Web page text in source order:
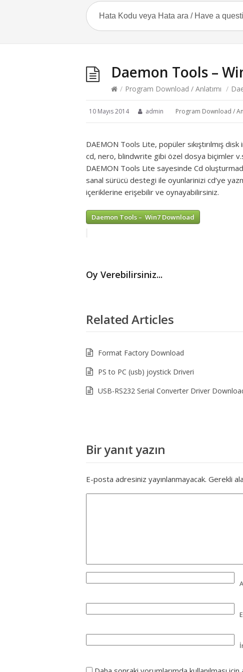
Daemon Tools –
/ Program Download / Anlatımı /
10 Mayıs 2014 admin Program Download /
DAEMON Tools Lite, popüler sıkıştırılmış
cd, nero, blindwrite gibi özel dosya biçimler
DAEMON Tools Lite sayesinde Cd
sanal sürücü destegi ile oyunlarinizi cd’ye
içeriklerine erişebilir ve oynayabilirsiniz.
Daemon Tools – Win7 Download
Oy Verebilirsiniz...
Related Articles
Format Factory Download
PS to PC (usb) joystick Driveri
USB-RS232 Serial Converter Driver
Bir yanıt yazın
E-posta adresiniz yayınlanmayacak. Gerekli